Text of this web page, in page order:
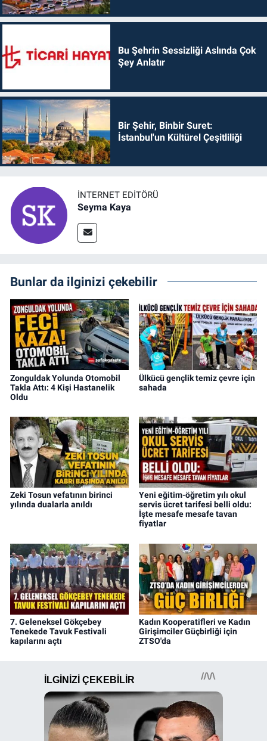
Bu Şehrin Sessizliği Aslında Çok
Şey Anlatır
Bir Şehir, Binbir Suret:
İstanbul'un Kültürel Çeşitliliği
İNTERNET EDITÖRÜ
Seyma Kaya
Bunlar da ilginizi çekebilir
Zonguldak Yolunda Otomobil
Takla Attı: 4 Kişi Hastanelik
Oldu
Ülkücü gençlik temiz çevre için
sahada
Zeki Tosun vefatının birinci
yılında dualarla anıldı
Yeni eğitim-öğretim yılı okul
servis ücret tarifesi belli oldu:
İşte mesafe mesafe tavan
fiyatlar
7. Geleneksel Gökçebey
Tenekede Tavuk Festivali
kapılarını açtı
Kadın Kooperatifleri ve Kadın
Girişimciler Güçbirliği için
ZTSO'da